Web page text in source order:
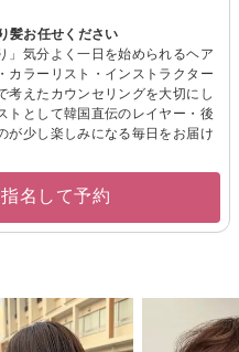
髪お任せください
」気分よく一日を始められるヘア
カラーリスト・インストラクター
考えたカウンセリングを大切にし
トとして韓国直伝のレイヤー・後
が少し楽しみになる毎日をお届け
名して予約